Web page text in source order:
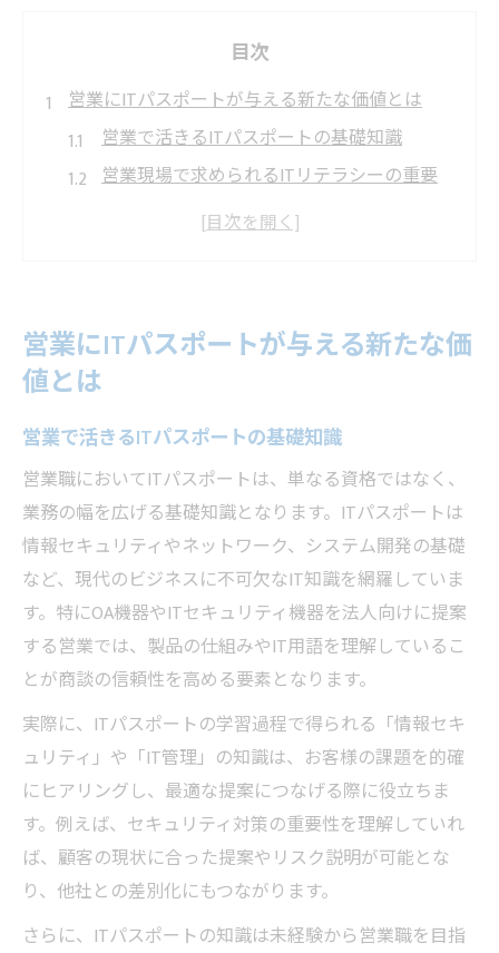
目次
営業にITパスポートが与える新たな価値とは
営業で活きるITパスポートの基礎知識
営業現場で求められるITリテラシーの重要
営業の信頼獲得に役立つIT知識の活かし方
未経験から営業職へ転職を目指す道しるべ
未経験でも営業に挑戦しやすい理由とは
営業転職で評価されるITパスポートの強み
営業職に役立つIT基礎力を身につける方法
キャリアチェンジで営業が選ばれる背景
ITパスポートが営業未経験者の味方になる
IT知識が営業で役立つ実践的な理由を解説
営業活動でITパスポート知識が効く場面
OA機器提案に強くなる営業のITリテラシー
営業現場で活きるセキュリティ知識の重要
性
法人営業がIT知識を必要とする理由とは
営業力を高めるITパスポートの応用力
キャリアアップ志向に最適な営業の資格戦略
営業でキャリアアップを叶える資格の選び
営業にITパスポートが与える新たな価
値とは
営業で活きるITパスポートの基礎知識
営業職においてITパスポートは、単なる資格ではなく、
業務の幅を広げる基礎知識となります。ITパスポートは
情報セキュリティやネットワーク、システム開発の基礎
など、現代のビジネスに不可欠なIT知識を網羅していま
す。特にOA機器やITセキュリティ機器を法人向けに提案
する営業では、製品の仕組みやIT用語を理解しているこ
とが商談の信頼性を高める要素となります。
実際に、ITパスポートの学習過程で得られる「情報セキ
ュリティ」や「IT管理」の知識は、お客様の課題を的確
にヒアリングし、最適な提案につなげる際に役立ちま
す。例えば、セキュリティ対策の重要性を理解していれ
ば、顧客の現状に合った提案やリスク説明が可能とな
り、他社との差別化にもつながります。
さらに、ITパスポートの知識は未経験から営業職を目指